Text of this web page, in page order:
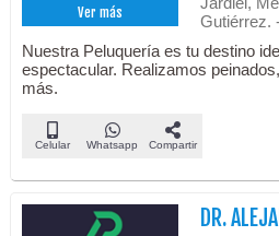
Ver más
Gutiérrez.
Nuestra Peluquería es tu destino
espectacular. Realizamos
más.
Celular Whatsapp Compartir
DR.